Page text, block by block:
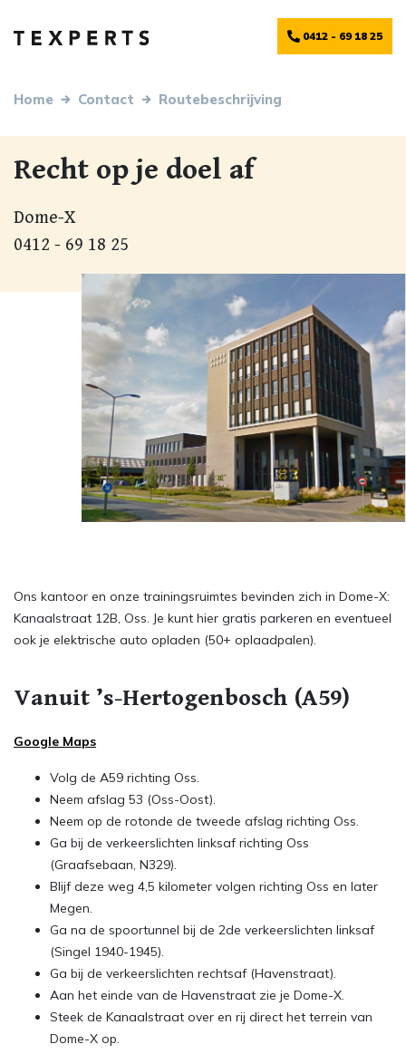
0412 - 69 18 25
Home Contact Routebeschrijving
Recht op je doel af
Dome-X
0412 - 69 18 25
Ons kantoor en onze trainingsruimtes bevinden zich in Dome-X:
Kanaalstraat 12B, Oss. Je kunt hier gratis parkeren en eventueel
ook je elektrische auto opladen (50+ oplaadpalen).
Vanuit ’s-Hertogenbosch (A59)
Google Maps
Volg de A59 richting Oss.
Neem afslag 53 (Oss-Oost).
Neem op de rotonde de tweede afslag richting Oss.
Ga bij de verkeerslichten linksaf richting Oss
(Graafsebaan, N329).
Blijf deze weg 4,5 kilometer volgen richting Oss en later
Megen.
Ga na de spoortunnel bij de 2de verkeerslichten linksaf
(Singel 1940-1945).
Ga bij de verkeerslichten rechtsaf (Havenstraat).
Aan het einde van de Havenstraat zie je Dome-X.
Steek de Kanaalstraat over en rij direct het terrein van
Dome-X op.